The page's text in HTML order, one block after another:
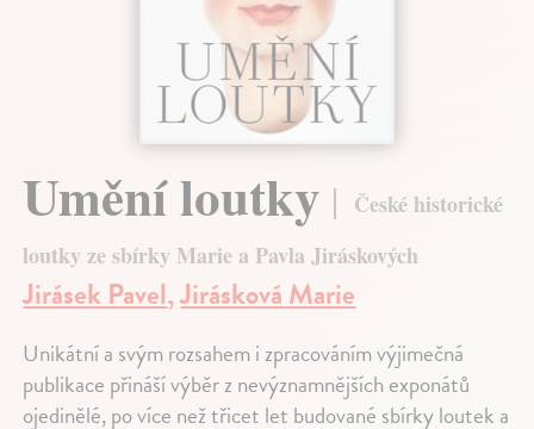
Umění loutky
České historické
loutky ze sbírky Marie a Pavla Jiráskových
Jirásek Pavel,Jirásková Marie
Unikátní a svým rozsahem i zpracováním výjimečná
publikace přináší výběr z nevýznamnějších exponátů
ojedinělé, po více než třicet let budované sbírky loutek a